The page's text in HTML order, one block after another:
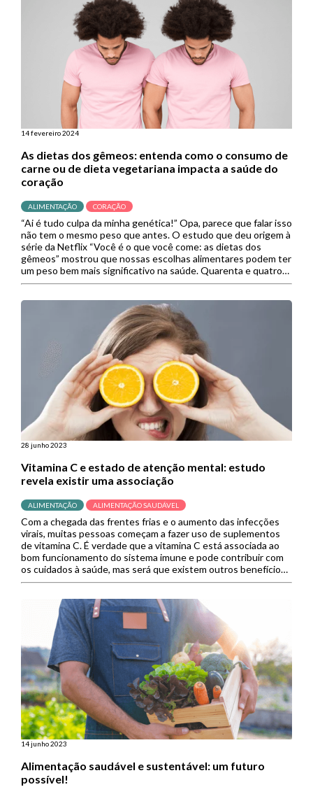
14 fevereiro 2024
As dietas dos gêmeos: entenda como o consumo de
carne ou de dieta vegetariana impacta a saúde do
coração
ALIMENTAÇÃO CORAÇÃO
“Ai é tudo culpa da minha genética!” Opa, parece que falar isso
não tem o mesmo peso que antes. O estudo que deu origem à
série da Netflix “Você é o que você come: as dietas dos
gêmeos” mostrou que nossas escolhas alimentares podem ter
um peso bem mais significativo na saúde. Quarenta e quatro
[…]
28 junho 2023
Vitamina C e estado de atenção mental: estudo
revela existir uma associação
ALIMENTAÇÃO ALIMENTAÇÃO SAUDÁVEL
Com a chegada das frentes frias e o aumento das infecções
virais, muitas pessoas começam a fazer uso de suplementos
de vitamina C. É verdade que a vitamina C está associada ao
bom funcionamento do sistema imune e pode contribuir com
os cuidados à saúde, mas será que existem outros benefícios
da suplementação dessa vitamina? […]
14 junho 2023
Alimentação saudável e sustentável: um futuro
possível!